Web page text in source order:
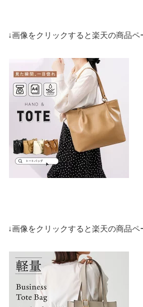
↓画像をクリックすると楽天の商品ペ
↓画像をクリックすると楽天の商品ペ